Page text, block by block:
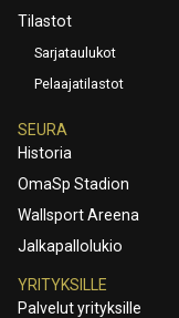
Tilastot
Sarjataulukot
Pelaajatilastot
SEURA
Historia
OmaSp Stadion
Wallsport Areena
Jalkapallolukio
YRITYKSILLE
Palvelut yrityksille